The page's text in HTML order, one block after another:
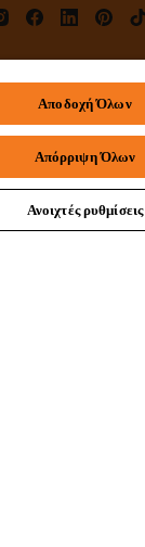
ερωτήσεις
Αποδοχή Όλων
Απόρριψη Όλων
Ανοιχτές ρυθμίσεις